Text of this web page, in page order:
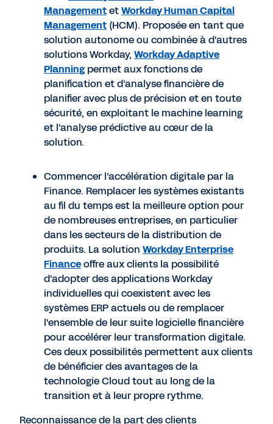
ManagementetWorkday Human Capital
Management (HCM). Proposée en tant que
solution autonome ou combinée à d'autres
solutions Workday, Workday Adaptive
Planning permet aux fonctions de
planification et d’analyse financière de
planifier avec plus de précision et en toute
sécurité, en exploitant le machine learning
et l'analyse prédictive au cœur de la
solution.
Commencer l’accélération digitale par la
Finance. Remplacer les systèmes existants
au fil du temps est la meilleure option pour
de nombreuses entreprises, en particulier
dans les secteurs de la distribution de
produits. La solution Workday Enterprise
Financeoffre aux clients la possibilité
d'adopter des applications Workday
individuelles qui coexistent avec les
systèmes ERP actuels ou de remplacer
l'ensemble de leur suite logicielle financière
pour accélérer leur transformation digitale.
Ces deux possibilités permettent aux clients
de bénéficier des avantages de la
technologie Cloud tout au long de la
transition et à leur propre rythme.
Reconnaissance de la part des clients